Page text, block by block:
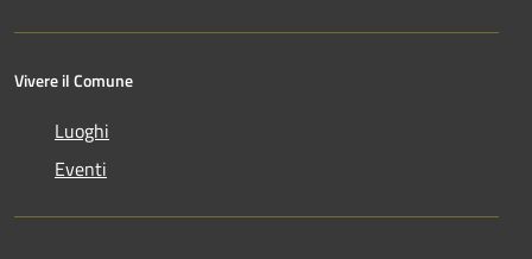
Vivere il Comune
Luoghi
Eventi